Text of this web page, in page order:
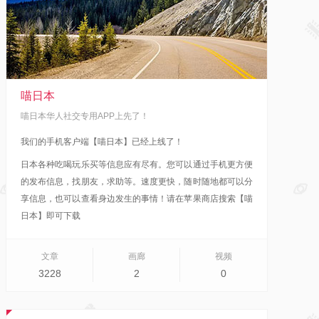
喵日本
喵日本华人社交专用APP上先了！
我们的手机客户端【喵日本】已经上线了！
日本各种吃喝玩乐买等信息应有尽有。您可以通过手机更方便
的发布信息，找朋友，求助等。速度更快，随时随地都可以分
享信息，也可以查看身边发生的事情！请在苹果商店搜索【喵
日本】即可下载
文章
3228
画廊
2
视频
0